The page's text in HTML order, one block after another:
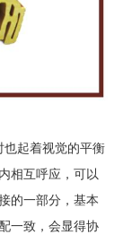
也起着视觉的平衡
相互呼应，可以
的一部分，基本
一致，会显得协